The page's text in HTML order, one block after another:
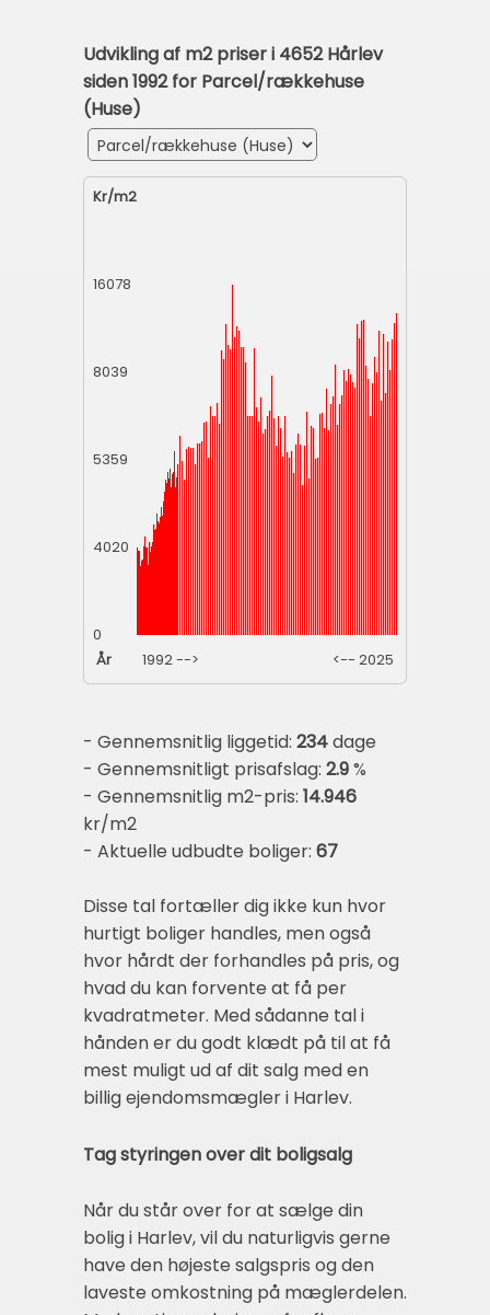
Udvikling af m2 priser i 4652 Hårlev
siden 1992 for Parcel/rækkehuse
(Huse)
Kr/m2
16078
8039
5359
4020
0
År
1992 --> <-- 2025
- Gennemsnitlig liggetid: 234dage
- Gennemsnitligt prisafslag: 2.9%
- Gennemsnitlig m2-pris: 14.946
kr/m2
- Aktuelle udbudte boliger: 67
Disse tal fortæller dig ikke kun hvor
hurtigt boliger handles, men også
hvor hårdt der forhandles på pris, og
hvad du kan forvente at få per
kvadratmeter. Med sådanne tal i
hånden er du godt klædt på til at få
mest muligt ud af dit salg med en
billig ejendomsmægler i Harlev.
Tag styringen over dit boligsalg
Når du står over for at sælge din
bolig i Harlev, vil du naturligvis gerne
have den højeste salgspris og den
laveste omkostning på mæglerdelen.